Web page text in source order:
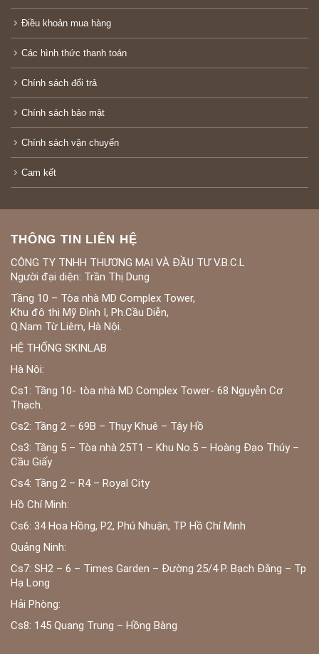
Điều khoản mua hàng
Các hình thức thanh toán
Chính sách đổi trả
Chính sách bảo mật
Chính sách vận chuyển
Cam kết
THÔNG TIN LIÊN HỆ
CÔNG TY TNHH THƯƠNG MẠI VÀ ĐẦU TƯ V.B.C.L
Người đại diện: Trần Thị Dung
Tầng 10 – Tòa nhà MD Complex Tower,
Khu đô thị Mỹ Đình I, Ph.Cầu Diễn,
Q.Nam Từ Liêm, Hà Nội.
HỆ THỐNG SKINLAB
Hà Nội:
Cs1: Tầng 10- tòa nhà MD Complex Tower- 68 Nguyễn Cơ
Thạch.
Cs2: Tầng 2 – 69B – Thụy Khuê – Tây Hồ
Cs3: Tầng 5 – Tòa nhà 25T1 – Khu No.5 – Hoàng Đạo Thúy –
Cầu Giấy
Cs4: Tầng 2 – R4 – Royal City
Hồ Chí Minh:
Cs6: 34 Hoa Hồng, P2, Phú Nhuận, TP Hồ Chí Minh
Quảng Ninh:
Cs7: SH2 – 6 – Times Garden – Đường 25/4 P. Bạch Đằng – Tp
Hạ Long
Hải Phòng:
Cs8: 145 Quang Trung – Hồng Bàng